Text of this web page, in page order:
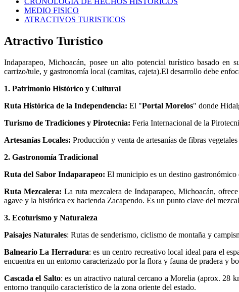
MEDIO FISICO
ATRACTIVOS TURISTICOS
Atractivo Turístico
Indaparapeo, Michoacán, posee un alto potencial turístico basado en
carrizo/tule, y gastronomía local (carnitas, cajeta).El desarrollo debe
1. Patrimonio Histórico y Cultural
Ruta Histórica de la Independencia: El "Portal Morelos" donde
Turismo de Tradiciones y Pirotecnia: Feria Internacional de la
Artesanías Locales: Producción y venta de artesanías de fibras
2. Gastronomía Tradicional
Ruta del Sabor Indaparapeo: El municipio es un destino gastronómico
Ruta Mezcalera: La ruta mezcalera de Indaparapeo, Michoacán,
agave y la histórica ex hacienda Zacapendo. Es un punto clave del
3. Ecoturismo y Naturaleza
Paisajes Naturales: Rutas de senderismo, ciclismo de montaña y
Balneario La Herradura: es un centro recreativo local ideal para el
encuentra en un entorno caracterizado por la flora y fauna de pradera y
Cascada el Salto: es un atractivo natural cercano a Morelia (aprox. 28
entorno tranquilo característico de la zona oriente del estado.